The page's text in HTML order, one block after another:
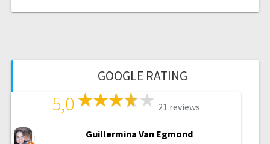
GOOGLE RATING
5,0 21 reviews
Guillermina Van Egmond